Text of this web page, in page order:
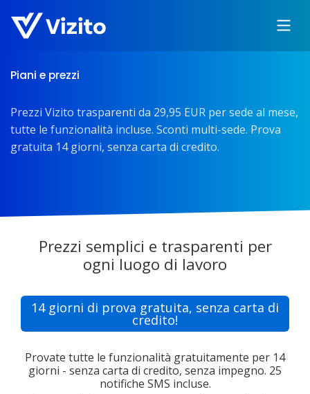
Piani e prezzi
Prezzi Vizito trasparenti da 29,95 EUR per sede al mese,
tutte le funzionalità incluse. Sconti multi-sede. Prova
gratuita 14 giorni, senza carta di credito.
Prezzi semplici e trasparenti per
ogni luogo di lavoro
14 giorni di prova gratuita, senza carta di
credito!
Provate tutte le funzionalità gratuitamente per 14
giorni - senza carta di credito, senza impegno. 25
notifiche SMS incluse.